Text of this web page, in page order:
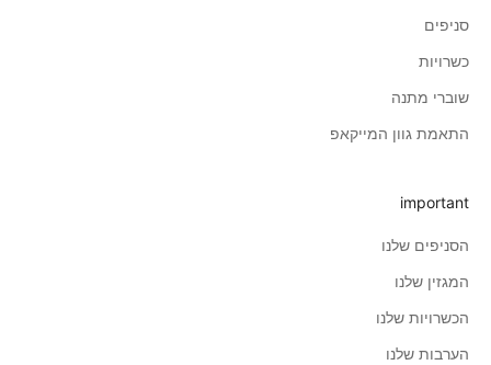
סניפים
כשרויות
שוברי מתנה
התאמת גוון המייקאפ
important
הסניפים שלנו
המגזין שלנו
הכשרויות שלנו
הערבות שלנו